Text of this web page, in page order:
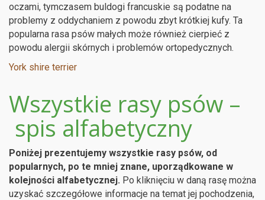
oczami, tymczasem buldogi francuskie są podatne na
problemy z oddychaniem z powodu zbyt krótkiej kufy. Ta
popularna rasa psów małych może również cierpieć z
powodu alergii skórnych i problemów ortopedycznych.
York shire terrier
Wszystkie rasy psów –
spis alfabetyczny
Poniżej prezentujemy wszystkie rasy psów, od
popularnych, po te mniej znane, uporządkowane w
kolejności alfabetycznej. Po kliknięciu w daną rasę można
uzyskać szczegółowe informacje na temat jej pochodzenia,